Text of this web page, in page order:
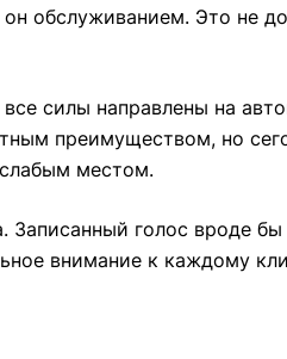
обслуживанием. Это не
силы направлены на
преимуществом, но
местом.
Записанный голос вроде
внимание к каждому